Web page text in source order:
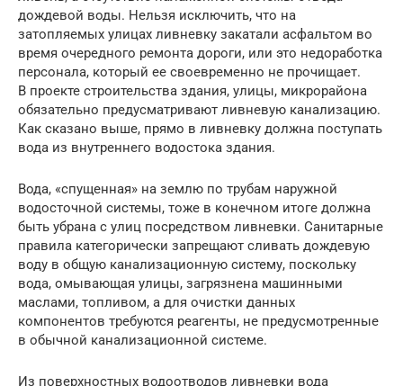
дождевой воды. Нельзя исключить, что на
затопляемых улицах ливневку закатали асфальтом во
время очередного ремонта дороги, или это недоработка
персонала, который ее своевременно не прочищает.
В проекте строительства здания, улицы, микрорайона
обязательно предусматривают ливневую канализацию.
Как сказано выше, прямо в ливневку должна поступать
вода из внутреннего водостока здания.
Вода, «спущенная» на землю по трубам наружной
водосточной системы, тоже в конечном итоге должна
быть убрана с улиц посредством ливневки. Санитарные
правила категорически запрещают сливать дождевую
воду в общую канализационную систему, поскольку
вода, омывающая улицы, загрязнена машинными
маслами, топливом, а для очистки данных
компонентов требуются реагенты, не предусмотренные
в обычной канализационной системе.
Из поверхностных водоотводов ливневки вода